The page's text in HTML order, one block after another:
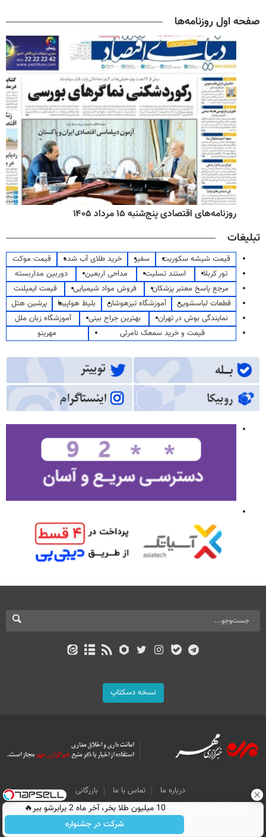
صفحه اول روزنامه‌ها
روزنامه‌های اقتصادی پنج‌شنبه ۱۵ مرداد ۱۴۰۵
تبلیغات
قیمت شیشه سکوریت سفیر خرید طلای آب شده
قیمت موکت
تور کربلا
استند تسلیت مداحی اربعین
دوربین مداربسته
مرجع پاسخ معتبر پزشکان
فروش مواد شیمیایی
قیمت ایمپلنت
قطعات لباسشویی
آموزشگاه تیزهوشان بلیط هواپیما
پرشین هتل
نمایندگی بوش در تهران
بهترین جراح بینی
آموزشگاه زبان ملل
قیمت و خرید سمعک نامرئی
مهرینو
نسخه دسکتاپ
درباره ما تماس با ما
بازرگانی
All Content by Mehr News Agency is licensed under a Creative Commons
Attribution 4.0 International License.
10 میلیون طلا بخر، آخر ماه 2 برابرشو ببر🔥
شرکت در جشنواره